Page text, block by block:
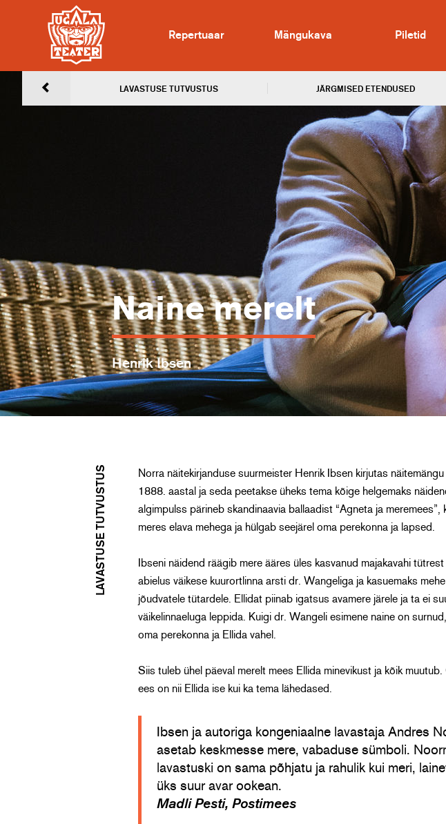
Repertuaar Mängukava Piletid
LAVASTUSE TUTVUSTUS JÄRGMISED ETENDUSED
Naine merelt
Henrik Ibsen
LAVASTUSE TUTVUSTUS
Norra näitekirjanduse suurmeister Henrik Ibsen kirjutas näitemängu
1888. aastal ja seda peetakse üheks tema kõige helgemaks
algimpulss pärineb skandinaavia ballaadist “Agneta ja meremees”,
meres elava mehega ja hülgab seejärel oma perekonna ja lapsed.
Ibseni näidend räägib mere ääres üles kasvanud majakavahi
abielus väikese kuurortlinna arsti dr. Wangeliga ja kasuemaks
jõudvatele tütardele. Ellidat piinab igatsus avamere järele ja ta ei
väikelinnaeluga leppida. Kuigi dr. Wangeli esimene naine on
oma perekonna ja Ellida vahel.
Siis tuleb ühel päeval merelt mees Ellida minevikust ja kõik
ees on nii Ellida ise kui ka tema lähedased.
Ibsen ja autoriga kongeniaalne lavastaja Andres
asetab keskmesse mere, vabaduse sümboli.
lavastuski on sama põhjatu ja rahulik kui meri,
üks suur avar ookean.
Madli Pesti, Postimees